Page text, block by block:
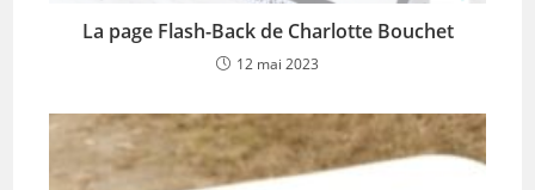
La page Flash-Back de Charlotte Bouchet
12 mai 2023